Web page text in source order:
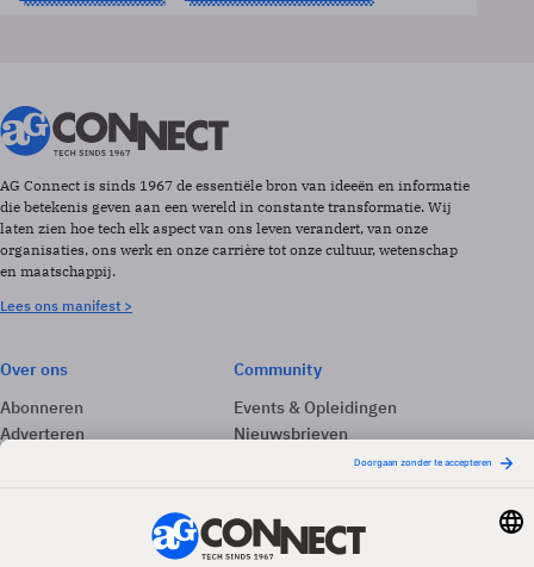
AG Connect is sinds 1967 de essentiële bron van ideeën en informatie
die betekenis geven aan een wereld in constante transformatie. Wij
laten zien hoe tech elk aspect van ons leven verandert, van onze
organisaties, ons werk en onze carrière tot onze cultuur, wetenschap
en maatschappij.
Lees ons manifest >
Over ons
Abonneren
Adverteren
Community
Events & Opleidingen
Nieuwsbrieven